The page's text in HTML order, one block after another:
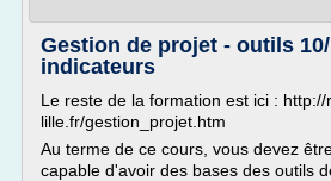
Gestion de projet - outils
indicateurs
Le reste de la formation est ici : http://
lille.fr/gestion_projet.htm
Au terme de ce cours, vous devez
capable d'avoir des bases des outils